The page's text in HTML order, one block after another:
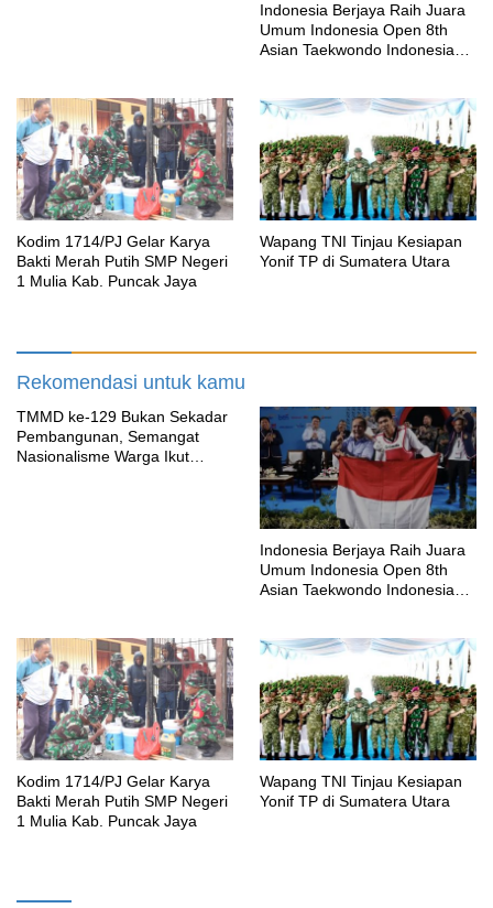
Indonesia Berjaya Raih Juara
Umum Indonesia Open 8th
Asian Taekwondo Indonesia
Kodim 1714/PJ Gelar Karya
Bakti Merah Putih SMP Negeri
1 Mulia Kab. Puncak Jaya
Wapang TNI Tinjau Kesiapan
Yonif TP di Sumatera Utara
Rekomendasi untuk kamu
TMMD ke-129 Bukan Sekadar
Pembangunan, Semangat
Nasionalisme Warga Ikut
Indonesia Berjaya Raih Juara
Umum Indonesia Open 8th
Asian Taekwondo Indonesia
Kodim 1714/PJ Gelar Karya
Bakti Merah Putih SMP Negeri
1 Mulia Kab. Puncak Jaya
Wapang TNI Tinjau Kesiapan
Yonif TP di Sumatera Utara